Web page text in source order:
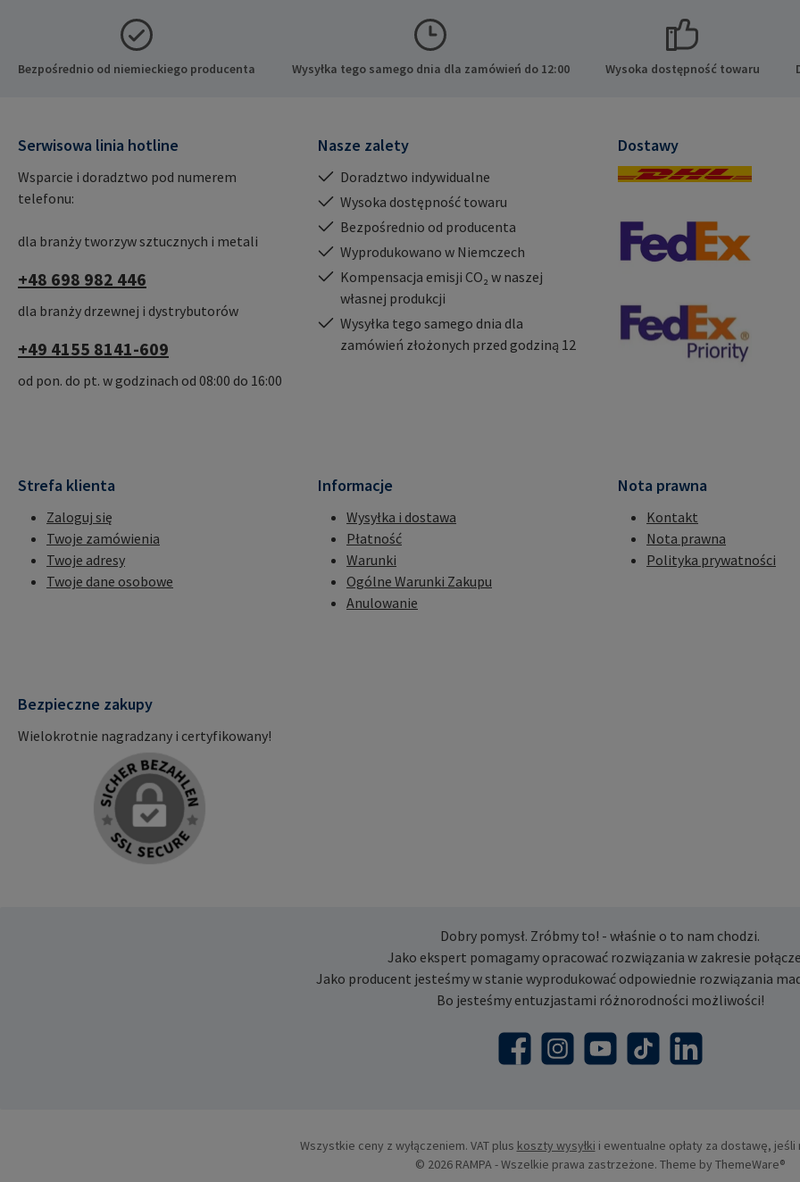
Bezpośrednio od niemieckiego producenta Wysyłka tego samego dnia dla zamówień do 12:00 Wysoka dostępność towaru
Serwisowa linia hotline
Wsparcie i doradztwo pod numerem
telefonu:
dla branży tworzyw sztucznych i metali
+48 698 982 446
dla branży drzewnej i dystrybutorów
+49 4155 8141-609
od pon. do pt. w godzinach od 08:00 do 16:00
Nasze zalety
Doradztwo indywidualne
Wysoka dostępność towaru
Bezpośrednio od producenta
Wyprodukowano w Niemczech
Kompensacja emisji CO₂ w naszej
własnej produkcji
Wysyłka tego samego dnia dla
zamówień złożonych przed godziną 12
Dostawy
Strefa klienta
Zaloguj się
Twoje zamówienia
Twoje adresy
Twoje dane osobowe
Informacje
Wysyłka i dostawa
Płatność
Warunki
Ogólne Warunki Zakupu
Anulowanie
Nota prawna
Kontakt
Nota prawna
Polityka prywatności
Bezpieczne zakupy
Wielokrotnie nagradzany i certyfikowany!
Dobry pomysł. Zróbmy to! - właśnie o to nam chodzi.
Jako ekspert pomagamy opracować rozwiązania w zakresie
Jako producent jesteśmy w stanie wyprodukować odpowiednie rozwiązania
Bo jesteśmy entuzjastami różnorodności możliwości!
FacebookInstagramYouTubeTikTok LinkedIn
Wszystkie ceny z wyłączeniem. VAT plus koszty wysyłki i ewentualne opłaty za dostawę, jeśli
© 2026 RAMPA - Wszelkie prawa zastrzeżone. Theme by ThemeWare®